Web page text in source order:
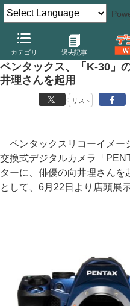
カテゴリ 過去記事
デジカメ Watch カメラ 一
ペンタックス、「K-30」
井理さんを起用
リスト
ペンタックスリコーイメー
交換式デジタルカメラ「
ターに、俳優の向井理さんを
として、6月22日より店頭展